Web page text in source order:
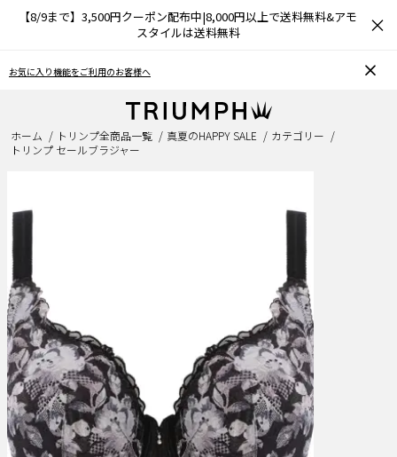
【8/9まで】3,500円クーポン配布中|8,000円以上で送料無料&アモ
スタイルは送料無料
×
おうちで簡単♪ブラサイズの測り方、選び方
ホーム トリンプ全商品一覧 真夏のHAPPY SALE
カテゴリー
トリンプ セールブラジャー